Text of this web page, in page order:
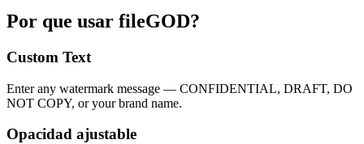
Por que usar fileGOD?
Custom Text
Enter any watermark message — CONFIDENTIAL, DRAFT, DO
NOT COPY, or your brand name.
Opacidad ajustable